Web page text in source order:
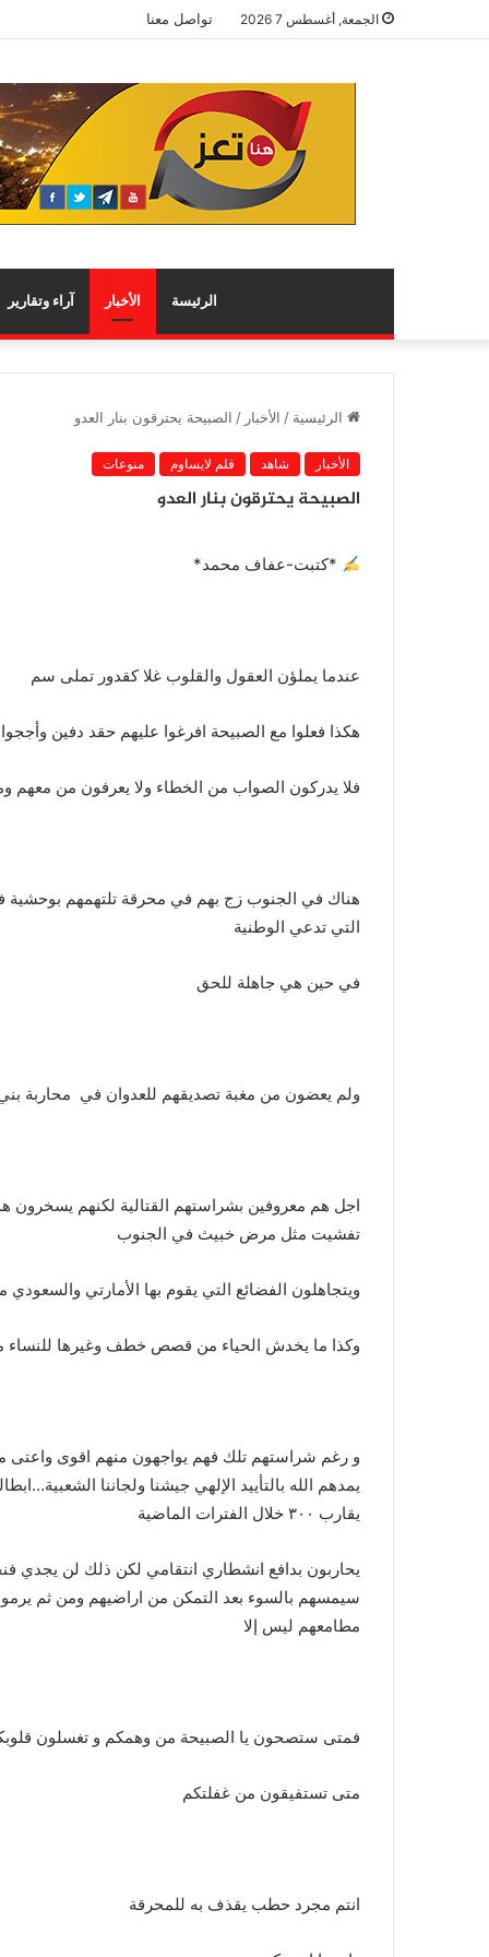
الجمعة, أغسطس 7 2026 تواصل معنا
الرئيسة الأخبار آراء وتقارير
الرئيسية / الأخبار / الصبيحة يحترقون بنار العدو
الأخبار شاهد قلم لايساوم منوعات
الصبيحة يحترقون بنار العدو
*كتبت-عفاف محمد*
عندما يملؤن العقول والقلوب غلا كقدور تملى سم
هكذا فعلوا مع الصبيحة افرغوا عليهم حقد دفين
فلا يدركون الصواب من الخطاء ولا يعرفون من
هناك في الجنوب زج بهم في محرقة تلتهمهم بوحشية
التي تدعي الوطنية
في حين هي جاهلة للحق
ولم يعضون من مغبة تصديقهم للعدوان في محاربة
اجل هم معروفين بشراستهم القتالية لكنهم يسخرون
تفشيت مثل مرض خبيث في الجنوب
ويتجاهلون الفضائع التي يقوم بها الأمارتي
وكذا ما يخدش الحياء من قصص خطف وغيرها للنساء
و رغم شراستهم تلك فهم يواجهون منهم اقوى واعتى
يمدهم الله بالتأييد الإلهي جيشنا ولجاننا
يقارب ٣٠٠ خلال الفترات الماضية
يحاربون بدافع انشطاري انتقامي لكن ذلك لن يجدي
سيمسهم بالسوء بعد التمكن من اراضيهم ومن ثم
مطامعهم ليس إلا
فمتى ستصحون يا الصبيحة من وهمكم و تغسلون
متى تستفيقون من غفلتكم
انتم مجرد حطب يقذف به للمحرقة